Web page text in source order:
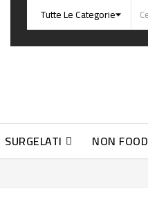
SURGELATI NON FOOD